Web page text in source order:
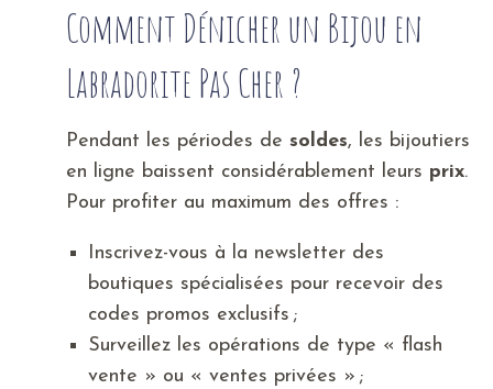
Comment Dénicher un Bijou en
Labradorite Pas Cher ?
Pendant les périodes de soldes, les bijoutiers
en ligne baissent considérablement leurs prix.
Pour profiter au maximum des offres :
Inscrivez-vous à la newsletter des
boutiques spécialisées pour recevoir des
codes promos exclusifs ;
Surveillez les opérations de type « flash
vente » ou « ventes privées » ;